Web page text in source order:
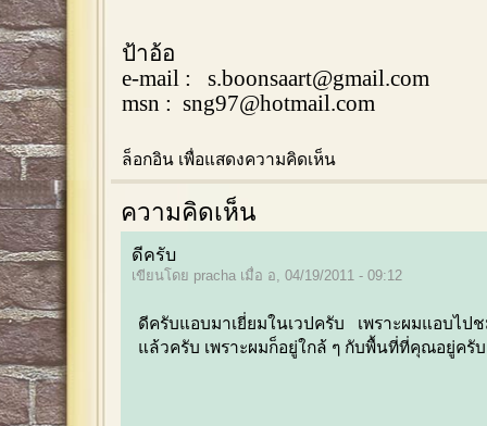
ป้าอ้อ
e-mail : s.boonsaart@gmail.com
msn : sng97@hotmail.com
ล็อกอิน เพื่อแสดงความคิดเห็น
ความคิดเห็น
ดีครับ
เขียนโดย pracha เมื่อ อ, 04/19/2011 - 09:12
ดีครับแอบมาเยี่ยมในเวปครับ เพราะผมแอบไ
แล้วครับ เพราะผมก็อยู่ใกล้ ๆ กับพื้นที่ที่คุณอยู่ครับ